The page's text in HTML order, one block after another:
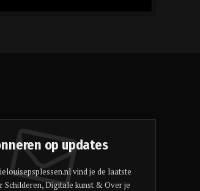
op updates
vind je de laatste
Schilderen, Digitale kunst & Over je